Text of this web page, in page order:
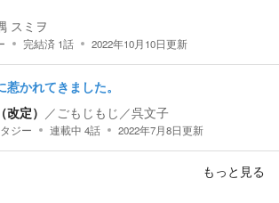
スミヲ
完結済 1話 2022年10月10日更新
かれてきました。
定） ／ ごもじもじ／呉文子
ジー 連載中 4話 2022年7月8日更新
もっと見る